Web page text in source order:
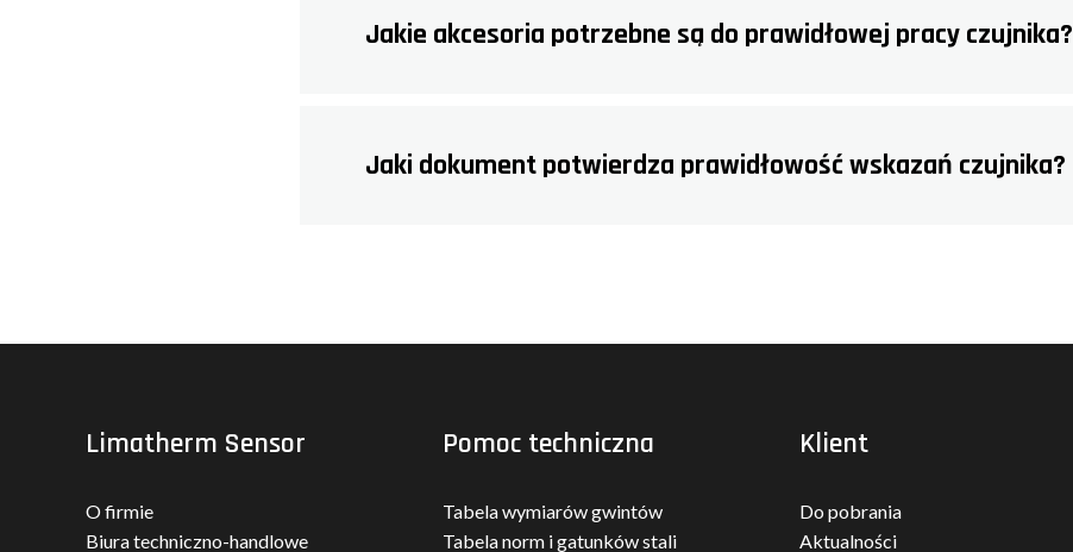
Jakie akcesoria potrzebne są do prawidłowej pracy czujnika?
Jaki dokument potwierdza prawidłowość wskazań czujnika?
Limatherm Sensor
O firmie
Biura techniczno-handlowe
Pomoc techniczna
Tabela wymiarów gwintów
Tabela norm i gatunków stali
Klient
Do pobrania
Aktualności